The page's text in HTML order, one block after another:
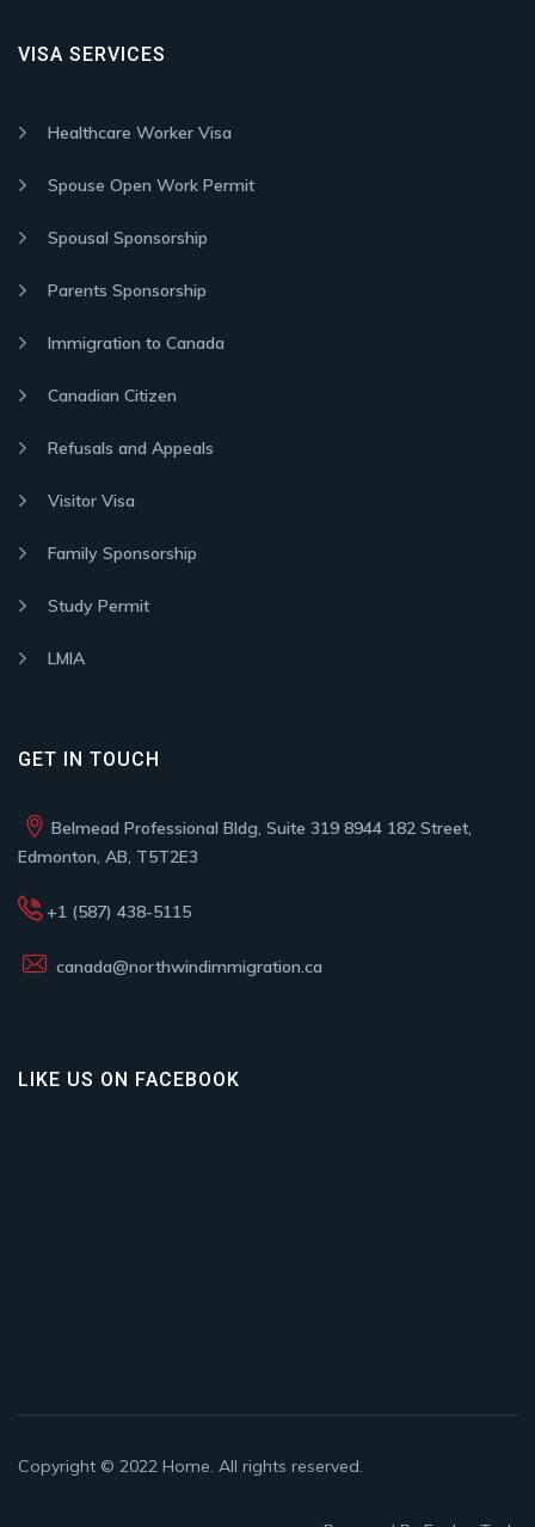
VISA SERVICES
Healthcare Worker Visa
Spouse Open Work Permit
Spousal Sponsorship
Parents Sponsorship
Immigration to Canada
Canadian Citizen
Refusals and Appeals
Visitor Visa
Family Sponsorship
Study Permit
LMIA
GET IN TOUCH
Belmead Professional Bldg, Suite 319 8944 182 Street,
Edmonton, AB, T5T2E3
+1 (587) 438-5115
canada@northwindimmigration.ca
LIKE US ON FACEBOOK
Copyright © 2022 Home. All rights reserved.